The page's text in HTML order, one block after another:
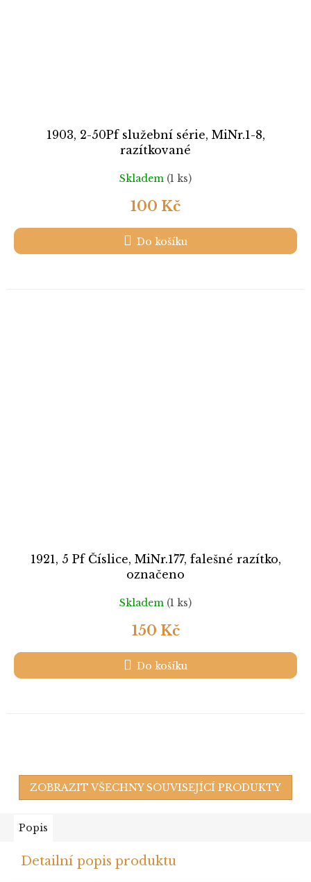
1903, 2-50Pf služební série, MiNr.1-8,
razítkované
Skladem (1 ks)
100 Kč
Do košíku
1921, 5 Pf Číslice, MiNr.177, falešné razítko,
označeno
Skladem (1 ks)
150 Kč
Do košíku
ZOBRAZIT VŠECHNY SOUVISEJÍCÍ PRODUKTY
Popis
Detailní popis produktu